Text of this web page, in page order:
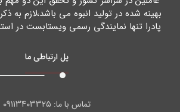
بهینه شده در تولید انبوه می باشد،لازم به
پادرا تنها نمایندگی رسمی ویستابست در
پل ارتباطی ما
تماس با ما:۰۹۱۱۳۴۰۳۳۲۵